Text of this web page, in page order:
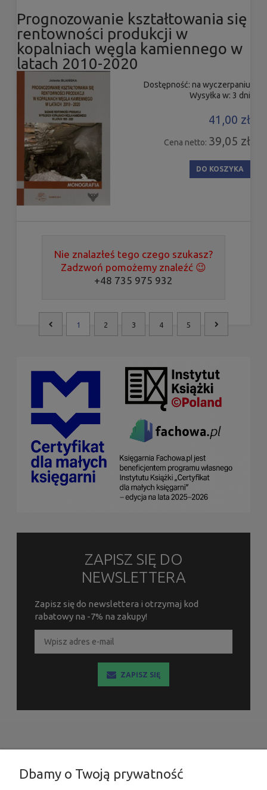
Prognozowanie kształtowania się
rentowności produkcji w
kopalniach węgla kamiennego w
latach 2010-2020
Dostępność: na wyczerpaniu
Wysyłka w: 3 dni
41,00 zł
Cena netto: 39,05 zł
DO KOSZYKA
Nie znalazłeś tego czego szukasz?
Zadzwoń pomożemy znaleźć 😉
+48 735 975 932
1 2 3 4 5
ZAPISZ SIĘ DO
NEWSLETTERA
Zapisz się do newslettera i otrzymaj kod
rabatowy na -7% na zakupy!
ZAPISZ SIĘ
INFORMACJE
MOJE KONTO
Dbamy o Twoją prywatność